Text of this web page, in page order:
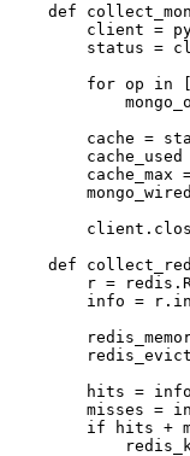
def
client =
status =
for op in
cache =
cache_used
cache_max
def
r =
info =
hits =
misses =
if hits +